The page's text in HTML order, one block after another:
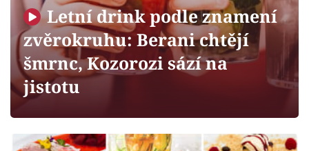
Sledujte prima+
Filmový festival Karlovy Vary
Mámy sobě
Letní drink podle znamení
zvěrokruhu: Berani chtějí
šmrnc, Kozorozi sází na
jistotu